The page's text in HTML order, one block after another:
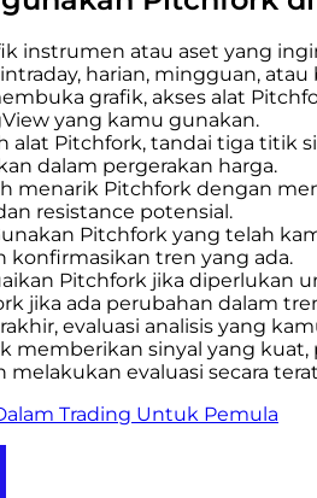
instrumen atau aset yang
harian, mingguan, atau
grafik, akses alat
yang kamu gunakan.
alat Pitchfork, tandai tiga titik
dalam pergerakan harga.
menarik Pitchfork dengan
resistance potensial.
Pitchfork yang telah
konfirmasikan tren yang ada.
Pitchfork jika diperlukan
jika ada perubahan dalam
evaluasi analisis yang
memberikan sinyal yang
melakukan evaluasi secara
Trading Untuk Pemula